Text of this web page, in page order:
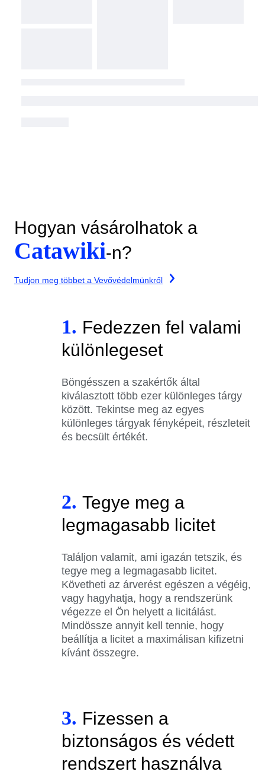
Hogyan vásárolhatok a
Catawiki-n?
Tudjon meg többet a Vevővédelmünkről
1. Fedezzen fel valami
különlegeset
Böngésszen a szakértők által
kiválasztott több ezer különleges tárgy
között. Tekintse meg az egyes
különleges tárgyak fényképeit, részleteit
és becsült értékét.
2. Tegye meg a
legmagasabb licitet
Találjon valamit, ami igazán tetszik, és
tegye meg a legmagasabb licitet.
Követheti az árverést egészen a végéig,
vagy hagyhatja, hogy a rendszerünk
végezze el Ön helyett a licitálást.
Mindössze annyit kell tennie, hogy
beállítja a licitet a maximálisan kifizetni
kívánt összegre.
3. Fizessen a
biztonságos és védett
rendszert használva